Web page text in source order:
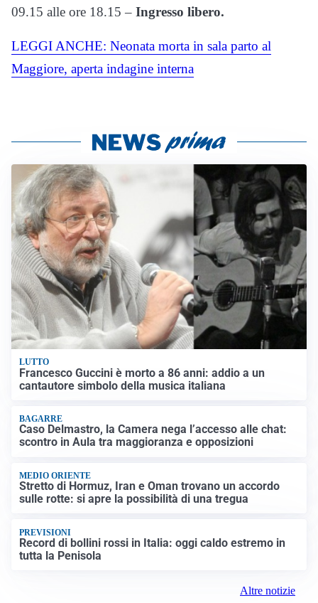
09.15 alle ore 18.15 – Ingresso libero.
LEGGI ANCHE: Neonata morta in sala parto al
Maggiore, aperta indagine interna
LUTTO
Francesco Guccini è morto a 86 anni: addio a un
cantautore simbolo della musica italiana
BAGARRE
Caso Delmastro, la Camera nega l’accesso alle chat:
scontro in Aula tra maggioranza e opposizioni
MEDIO ORIENTE
Stretto di Hormuz, Iran e Oman trovano un accordo
sulle rotte: si apre la possibilità di una tregua
PREVISIONI
Record di bollini rossi in Italia: oggi caldo estremo in
tutta la Penisola
Altre notizie